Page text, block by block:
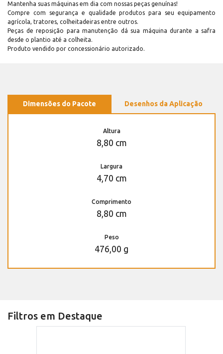
Mantenha suas máquinas em dia com nossas peças genuínas!
Compre com segurança e qualidade produtos para seu equipamento
agrícola, tratores, colheitadeiras entre outros.
Peças de reposição para manutenção dá sua máquina durante a safra
desde o plantio até a colheita.
Produto vendido por concessionário autorizado.
Dimensões do Pacote Desenhos da Aplicação
Altura
8,80 cm
Largura
4,70 cm
Comprimento
8,80 cm
Peso
476,00 g
Filtros em Destaque